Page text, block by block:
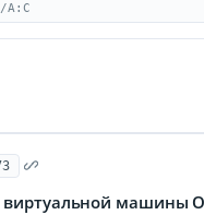
A:C
машины